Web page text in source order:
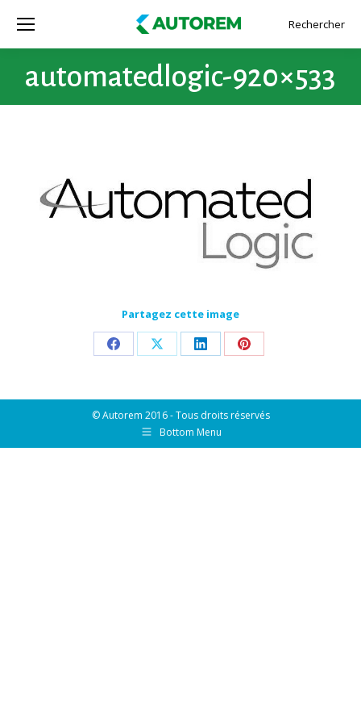
Recherche
:
Rechercher
automatedlogic-920×533
Partagez cette image
Partager
Facebook
Partager
X
Partager
LinkedIn
Partager
Pinterest
© Autorem 2016 - Tous droits réservés
Bottom Menu